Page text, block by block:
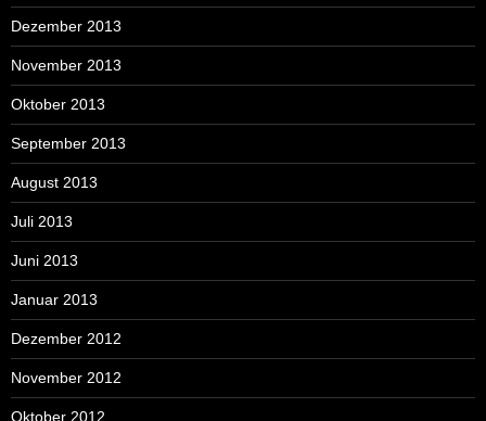
Dezember 2013
November 2013
Oktober 2013
September 2013
August 2013
Juli 2013
Juni 2013
Januar 2013
Dezember 2012
November 2012
Oktober 2012